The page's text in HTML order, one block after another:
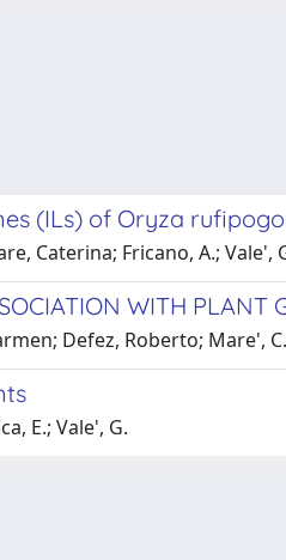
(ILs) of Oryza
Caterina; Fricano, A.; Vale',
WITH
Defez, Roberto; Mare',
E.; Vale', G.